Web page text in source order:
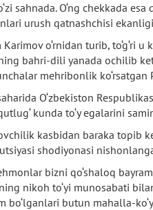
sahnada. O‘ng chekkada
urush qatnashchisi
o‘rnidan turib, to‘g‘ri
bahri-dili yanada ochilib
mehribonlik
O‘zbekiston
kunda to‘y egalarini
kasbidan baraka topib
shodiyonasi
bizni qo‘shaloq
nikoh to‘yi munosabati
bo‘lganlari butun mahalla-